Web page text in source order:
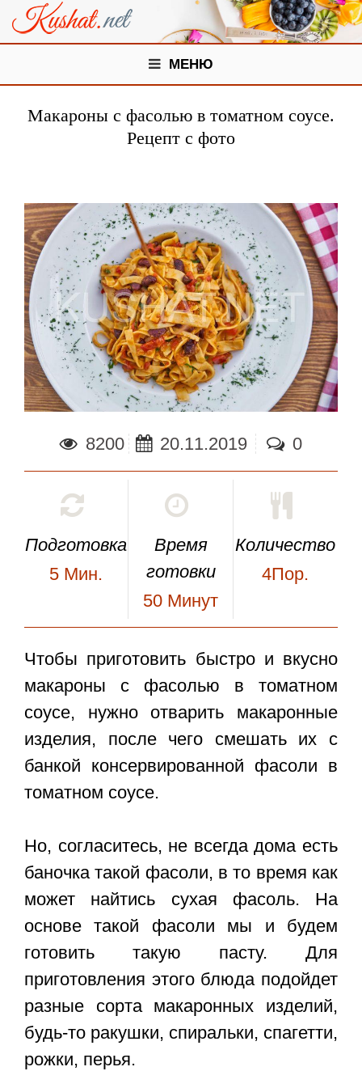
МЕНЮ
Макароны с фасолью в томатном соусе.
Рецепт с фото
8200 20.11.2019 0
Подготовка
5 Мин.
Время
готовки
50 Минут
Количество
4Пор.
Чтобы приготовить быстро и вкусно
макароны с фасолью в томатном
соусе, нужно отварить макаронные
изделия, после чего смешать их с
банкой консервированной фасоли в
томатном соусе.
Но, согласитесь, не всегда дома есть
баночка такой фасоли, в то время как
может найтись сухая фасоль. На
основе такой фасоли мы и будем
готовить такую пасту. Для
приготовления этого блюда подойдет
разные сорта макаронных изделий,
будь-то ракушки, спиральки, спагетти,
рожки, перья.